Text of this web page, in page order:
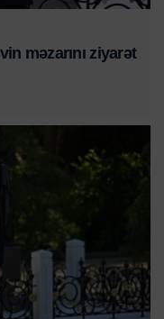
məzarını ziyarət